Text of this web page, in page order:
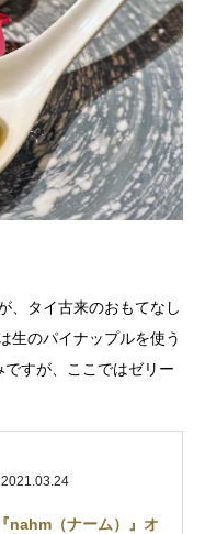
、タイ古来のおもてなし
生のパイナップルを使う
すが、ここではゼリー
2021.03.24
nahm（ナーム）』オ